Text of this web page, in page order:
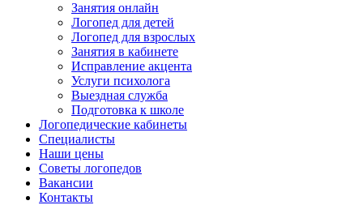
Занятия онлайн
Логопед для детей
Логопед для взрослых
Занятия в кабинете
Исправление акцента
Услуги психолога
Выездная служба
Подготовка к школе
Логопедические кабинеты
Специалисты
Наши цены
Советы логопедов
Вакансии
Контакты